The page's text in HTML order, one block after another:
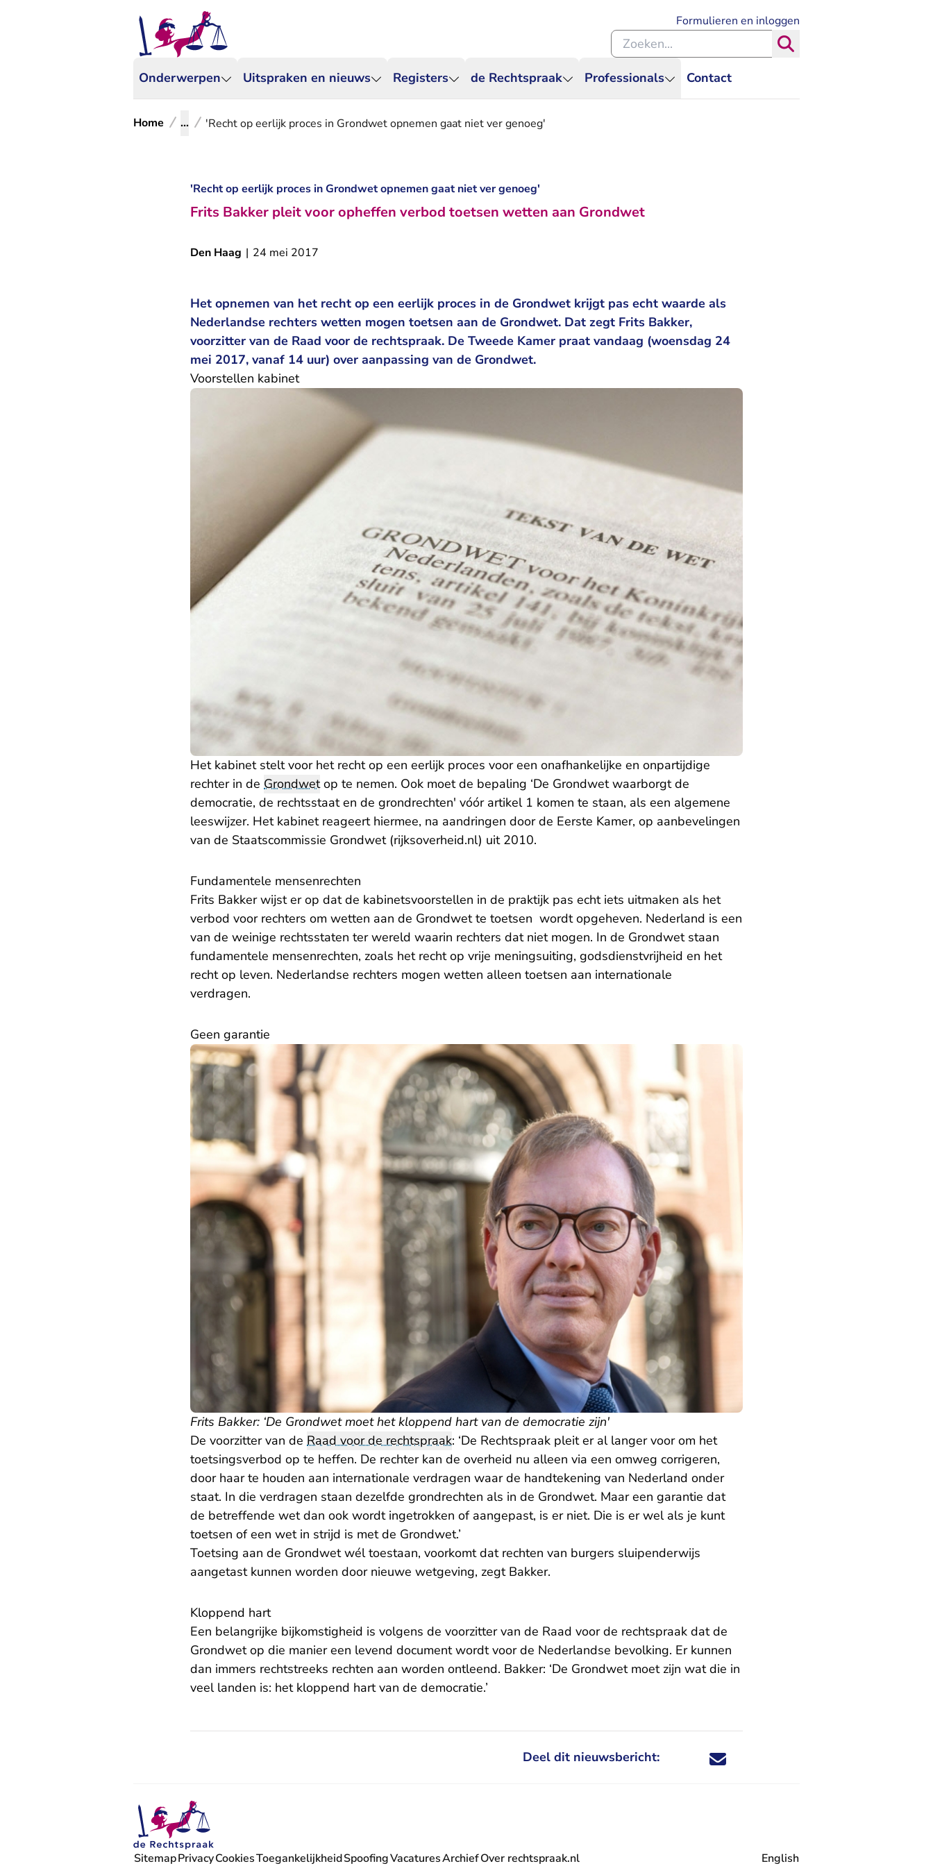
Onderwerpen Uitspraken en nieuws Registers de Rechtspraak Professionals Contact
Formulieren en inloggen
Zoeken binnen de Rechtspraak
Home ... 'Recht op eerlijk proces in Grondwet opnemen gaat niet ver genoeg'
'Recht op eerlijk proces in Grondwet opnemen gaat niet ver genoeg'
Frits Bakker pleit voor opheffen verbod toetsen wetten aan Grondwet
Den Haag | 24 mei 2017
Het opnemen van het recht op een eerlijk proces in de Grondwet krijgt pas echt waarde als
Nederlandse rechters wetten mogen toetsen aan de Grondwet. Dat zegt Frits Bakker,
voorzitter van de Raad voor de rechtspraak. De Tweede Kamer praat vandaag (woensdag 24
mei 2017, vanaf 14 uur) over aanpassing van de Grondwet.
​Voorstellen kabinet
Het kabinet stelt voor het recht op een eerlijk proces voor een onafhankelijke en onpartijdige
rechter in de Grondwetop te nemen. Ook moet de bepaling ‘De Grondwet waarborgt de
democratie, de rechtsstaat en de grondrechten' vóór artikel 1 komen te staan, als een algemene
leeswijzer. Het kabinet reageert hiermee, na aandringen door de Eerste Kamer, op aanbevelingen
van de Staatscommissie Grondwet (rijksoverheid.nl) uit 2010.
Fundamentele mensenrechten
Frits Bakker wijst er op dat de kabinetsvoorstellen in de praktijk pas echt iets uitmaken als het
verbod voor rechters om wetten aan de Grondwet te toetsen wordt opgeheven. Nederland is een
van de weinige rechtsstaten ter wereld waarin rechters dat niet mogen. In de Grondwet staan
fundamentele mensenrechten, zoals het recht op vrije meningsuiting, godsdienstvrijheid en het
recht op leven. Nederlandse rechters mogen wetten alleen toetsen aan internationale
verdragen.
Geen garantie
Frits Bakker: ‘De Grondwet moet het kloppend hart van de democratie zijn'
De voorzitter van de Raad voor de rechtspraak: ‘De Rechtspraak pleit er al langer voor om het
toetsingsverbod op te heffen. De rechter kan de overheid nu alleen via een omweg corrigeren,
door haar te houden aan internationale verdragen waar de handtekening van Nederland onder
staat. In die verdragen staan dezelfde grondrechten als in de Grondwet. Maar een garantie dat
de betreffende wet dan ook wordt ingetrokken of aangepast, is er niet. Die is er wel als je kunt
toetsen of een wet in strijd is met de Grondwet.’
Toetsing aan de Grondwet wél toestaan, voorkomt dat rechten van burgers sluipenderwijs
aangetast kunnen worden door nieuwe wetgeving, zegt Bakker.
Kloppend hart
Een belangrijke bijkomstigheid is volgens de voorzitter van de Raad voor de rechtspraak dat de
Grondwet op die manier een levend document wordt voor de Nederlandse bevolking. Er kunnen
dan immers rechtstreeks rechten aan worden ontleend. Bakker: ‘De Grondwet moet zijn wat die in
veel landen is: het kloppend hart van de democratie.’
Deel dit nieuwsbericht: Deel dit nieuwsbericht via X - U verlaat
Deel dit nieuwsbericht via Facebook - U
Deel dit nieuwsbericht via e-mail
Deel dit nieuwsbericht via LinkedIn - U
SitemapPrivacyCookiesToegankelijkheidSpoofingVacaturesArchiefOver rechtspraak.nl English